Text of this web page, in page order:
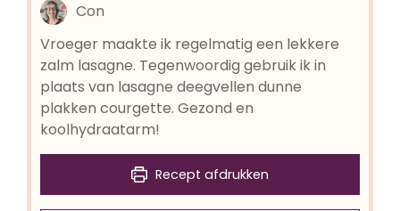
Con
Vroeger maakte ik regelmatig een lekkere
zalm lasagne. Tegenwoordig gebruik ik in
plaats van lasagne deegvellen dunne
plakken courgette. Gezond en
koolhydraatarm!
Recept afdrukken